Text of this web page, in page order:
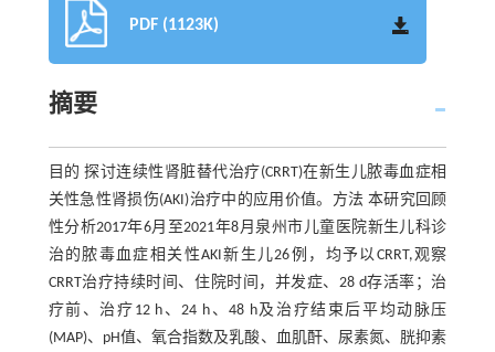
PDF (1123K)
摘要
目的 探讨连续性肾脏替代治疗(CRRT)在新生儿脓毒血症相
关性急性肾损伤(AKI)治疗中的应用价值。方法 本研究回顾
性分析2017年6月至2021年8月泉州市儿童医院新生儿科诊
治的脓毒血症相关性AKI新生儿26例，均予以CRRT,观察
CRRT治疗持续时间、住院时间，并发症、28 d存活率；治
疗前、治疗12 h、24 h、48 h及治疗结束后平均动脉压
(MAP)、pH值、氧合指数及乳酸、血肌酐、尿素氮、胱抑素